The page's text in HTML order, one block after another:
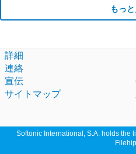
もっ
詳細
連絡
宣伝
サイトマップ
Softonic International, S.A. holds the